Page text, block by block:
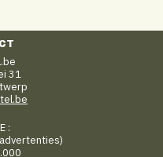
31
: